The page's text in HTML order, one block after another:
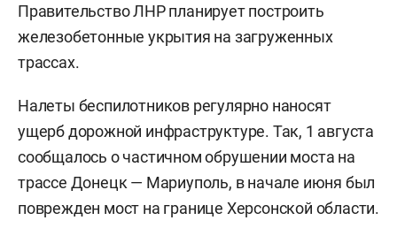
Правительство ЛНР планирует построить
железобетонные укрытия на загруженных
трассах.
Налеты беспилотников регулярно наносят
ущерб дорожной инфраструктуре. Так, 1 августа
сообщалось о частичном обрушении моста на
трассе Донецк — Мариуполь, в начале июня был
поврежден мост на границе Херсонской области.